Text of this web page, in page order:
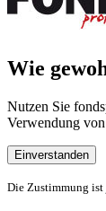
Wie
Nutzen Sie
Verwendung
Einverstanden
Die Zustimmung ist